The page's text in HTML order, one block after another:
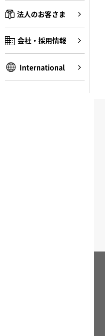
法人のお客さま
会社・採用情報
International